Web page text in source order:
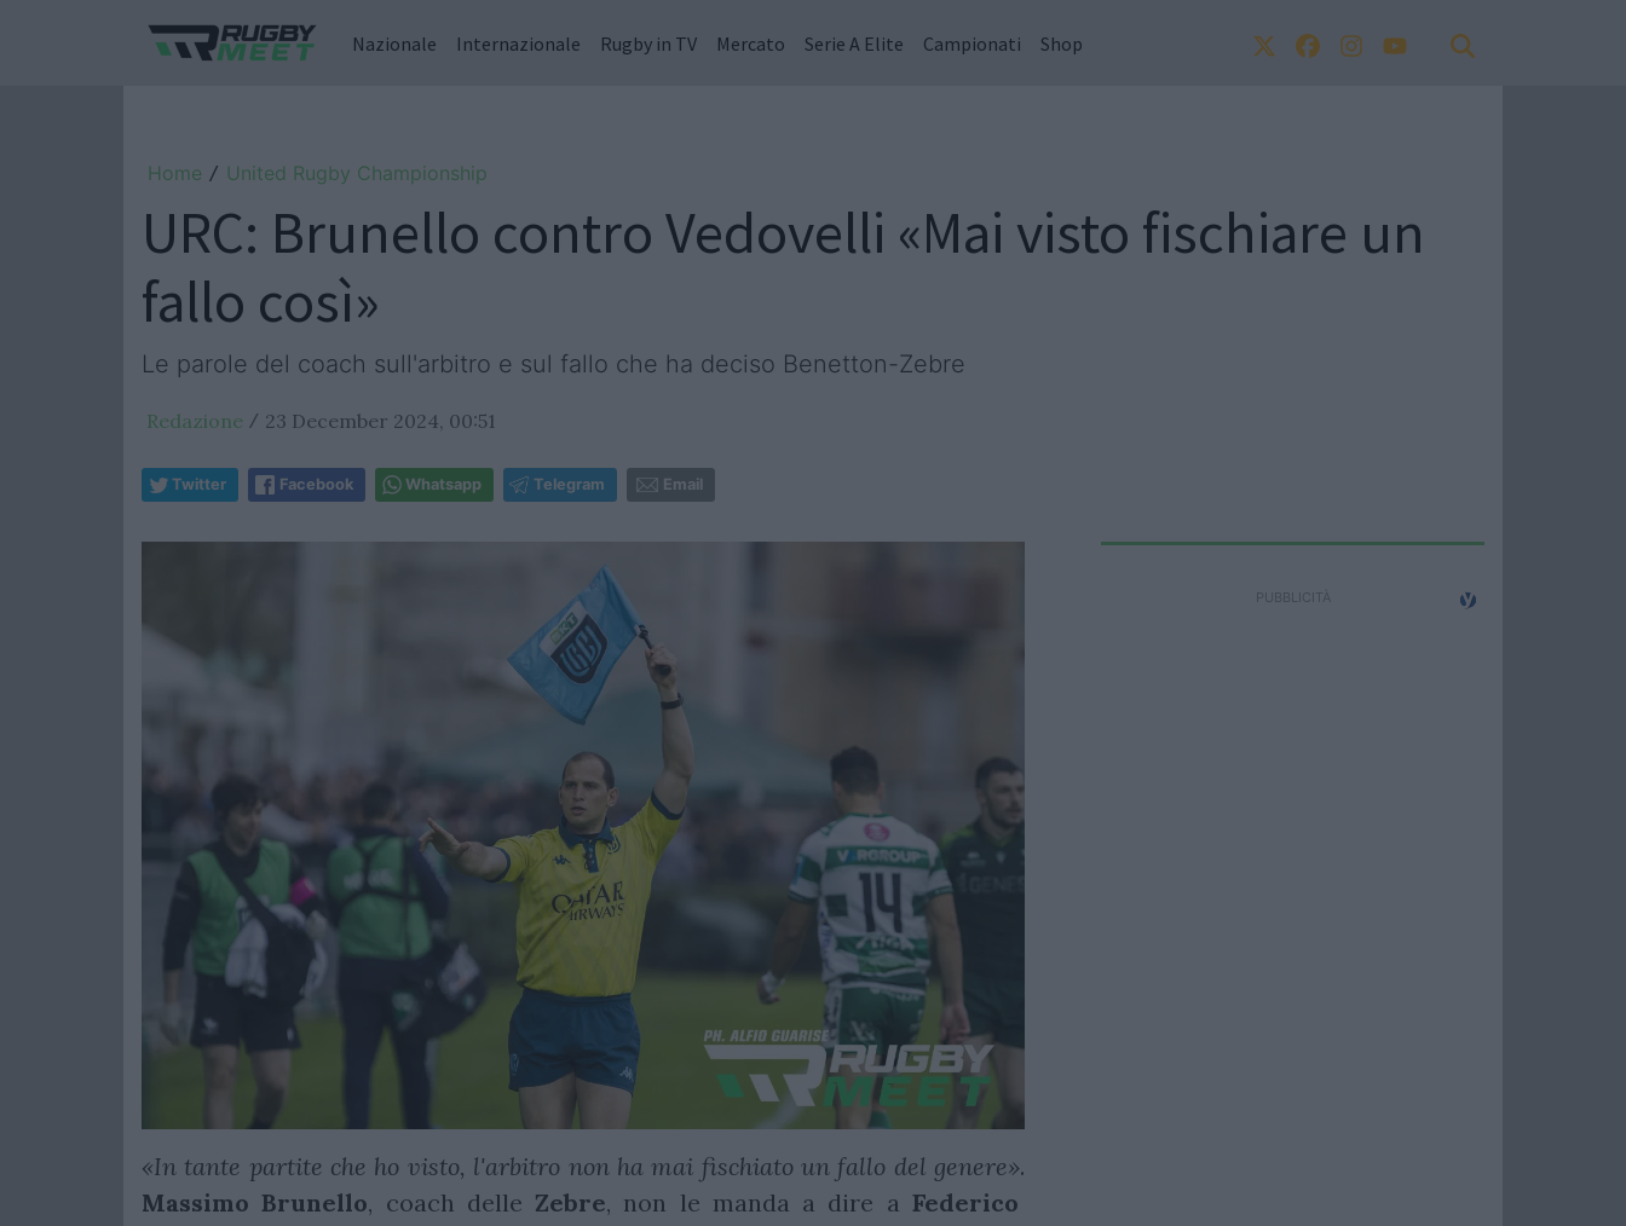
Nazionale Internazionale Rugby in TV Mercato Serie A Elite Campionati Shop
Home / United Rugby Championship
URC: Brunello contro Vedovelli «Mai visto fischiare un
fallo così»
Le parole del coach sull'arbitro e sul fallo che ha deciso Benetton-Zebre
Redazione / 23 December 2024, 00:51
Twitter Facebook Whatsapp Telegram Email
«In tante partite che ho visto, l'arbitro non ha mai fischiato un fallo del genere».
Massimo Brunello, coach delle Zebre, non le manda a dire a Federico